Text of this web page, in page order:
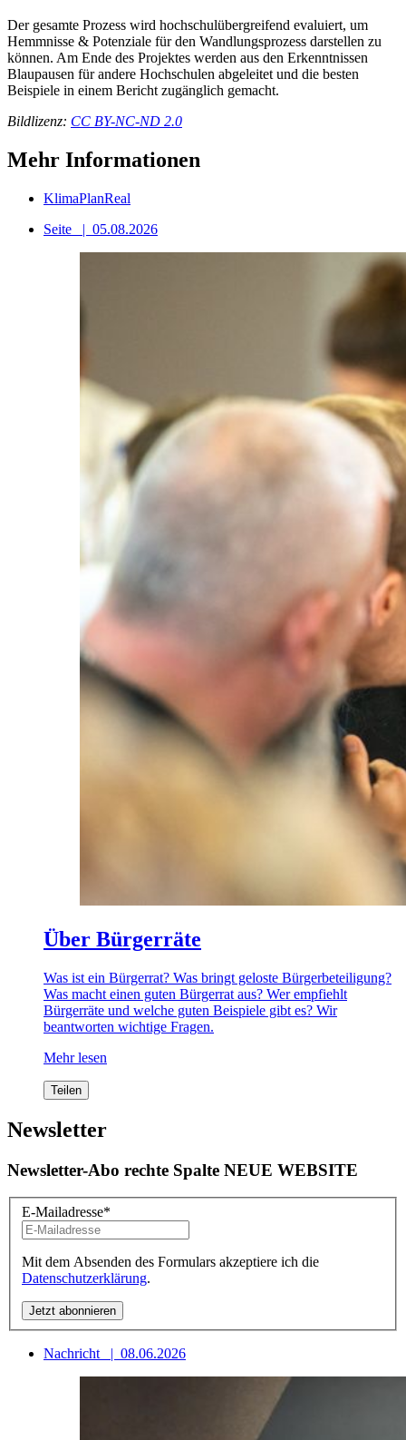
Der gesamte Prozess wird hochschulübergreifend evaluiert, um
Hemmnisse & Potenziale für den Wandlungsprozess darstellen zu
können. Am Ende des Projektes werden aus den Erkenntnissen
Blaupausen für andere Hochschulen abgeleitet und die besten
Beispiele in einem Bericht zugänglich gemacht.
Bildlizenz: CC BY-NC-ND 2.0
Mehr Informationen
KlimaPlanReal
Seite
| 05.08.2026
Über Bürgerräte
Was ist ein Bürgerrat? Was bringt geloste Bürgerbeteiligung?
Was macht einen guten Bürgerrat aus? Wer empfiehlt
Bürgerräte und welche guten Beispiele gibt es? Wir
beantworten wichtige Fragen.
Mehr lesen
Teilen
Newsletter
Newsletter-Abo rechte Spalte NEUE WEBSITE
E-Mailadresse*
Mit dem Absenden des Formulars akzeptiere ich die
Datenschutzerklärung.
Nachricht | 08.06.2026